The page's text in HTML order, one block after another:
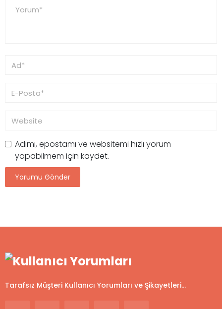
Adımı, epostamı ve websitemi hızlı yorum
yapabilmem için kaydet.
Tarafsız Müşteri Kullanıcı Yorumları ve Şikayetleri...